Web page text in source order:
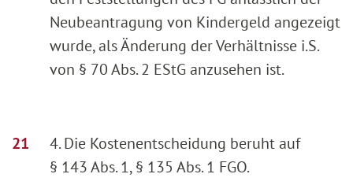
Neubeantragung von Kindergeld angezeigt
wurde, als Änderung der Verhältnisse i.S.
von § 70 Abs. 2 EStG anzusehen ist.
4. Die Kostenentscheidung beruht auf
§ 143 Abs. 1, § 135 Abs. 1 FGO.